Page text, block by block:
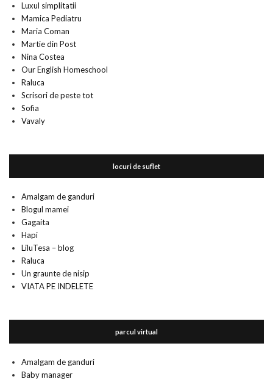
Luxul simplitatii
Mamica Pediatru
Maria Coman
Martie din Post
Nina Costea
Our English Homeschool
Raluca
Scrisori de peste tot
Sofia
Vavaly
locuri de suflet
Amalgam de ganduri
Blogul mamei
Gagaita
Hapi
LiluTesa – blog
Raluca
Un graunte de nisip
VIATA PE INDELETE
parcul virtual
Amalgam de ganduri
Baby manager